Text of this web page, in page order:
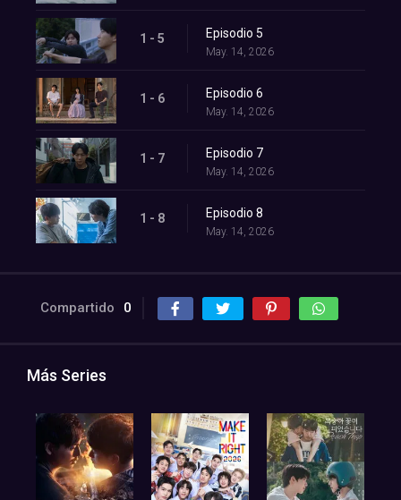
1 - 5 Episodio 5
May. 14, 2026
1 - 6 Episodio 6
May. 14, 2026
1 - 7 Episodio 7
May. 14, 2026
1 - 8 Episodio 8
May. 14, 2026
Compartido 0
Más Series